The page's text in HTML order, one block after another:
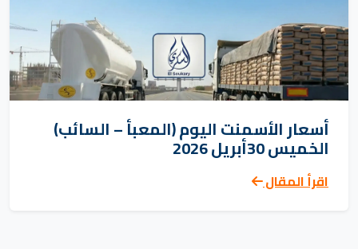
أسعار الأسمنت اليوم (المعبأ – السائب)
الخميس 30أبريل 2026
اقرأ المقال